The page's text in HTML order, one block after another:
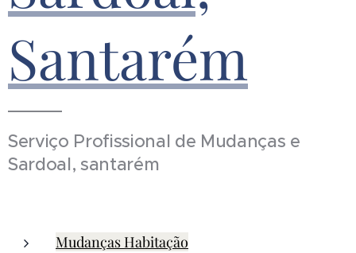
Santarém
Serviço Profissional de Mudanças e
Sardoal, santarém
Mudanças Habitação